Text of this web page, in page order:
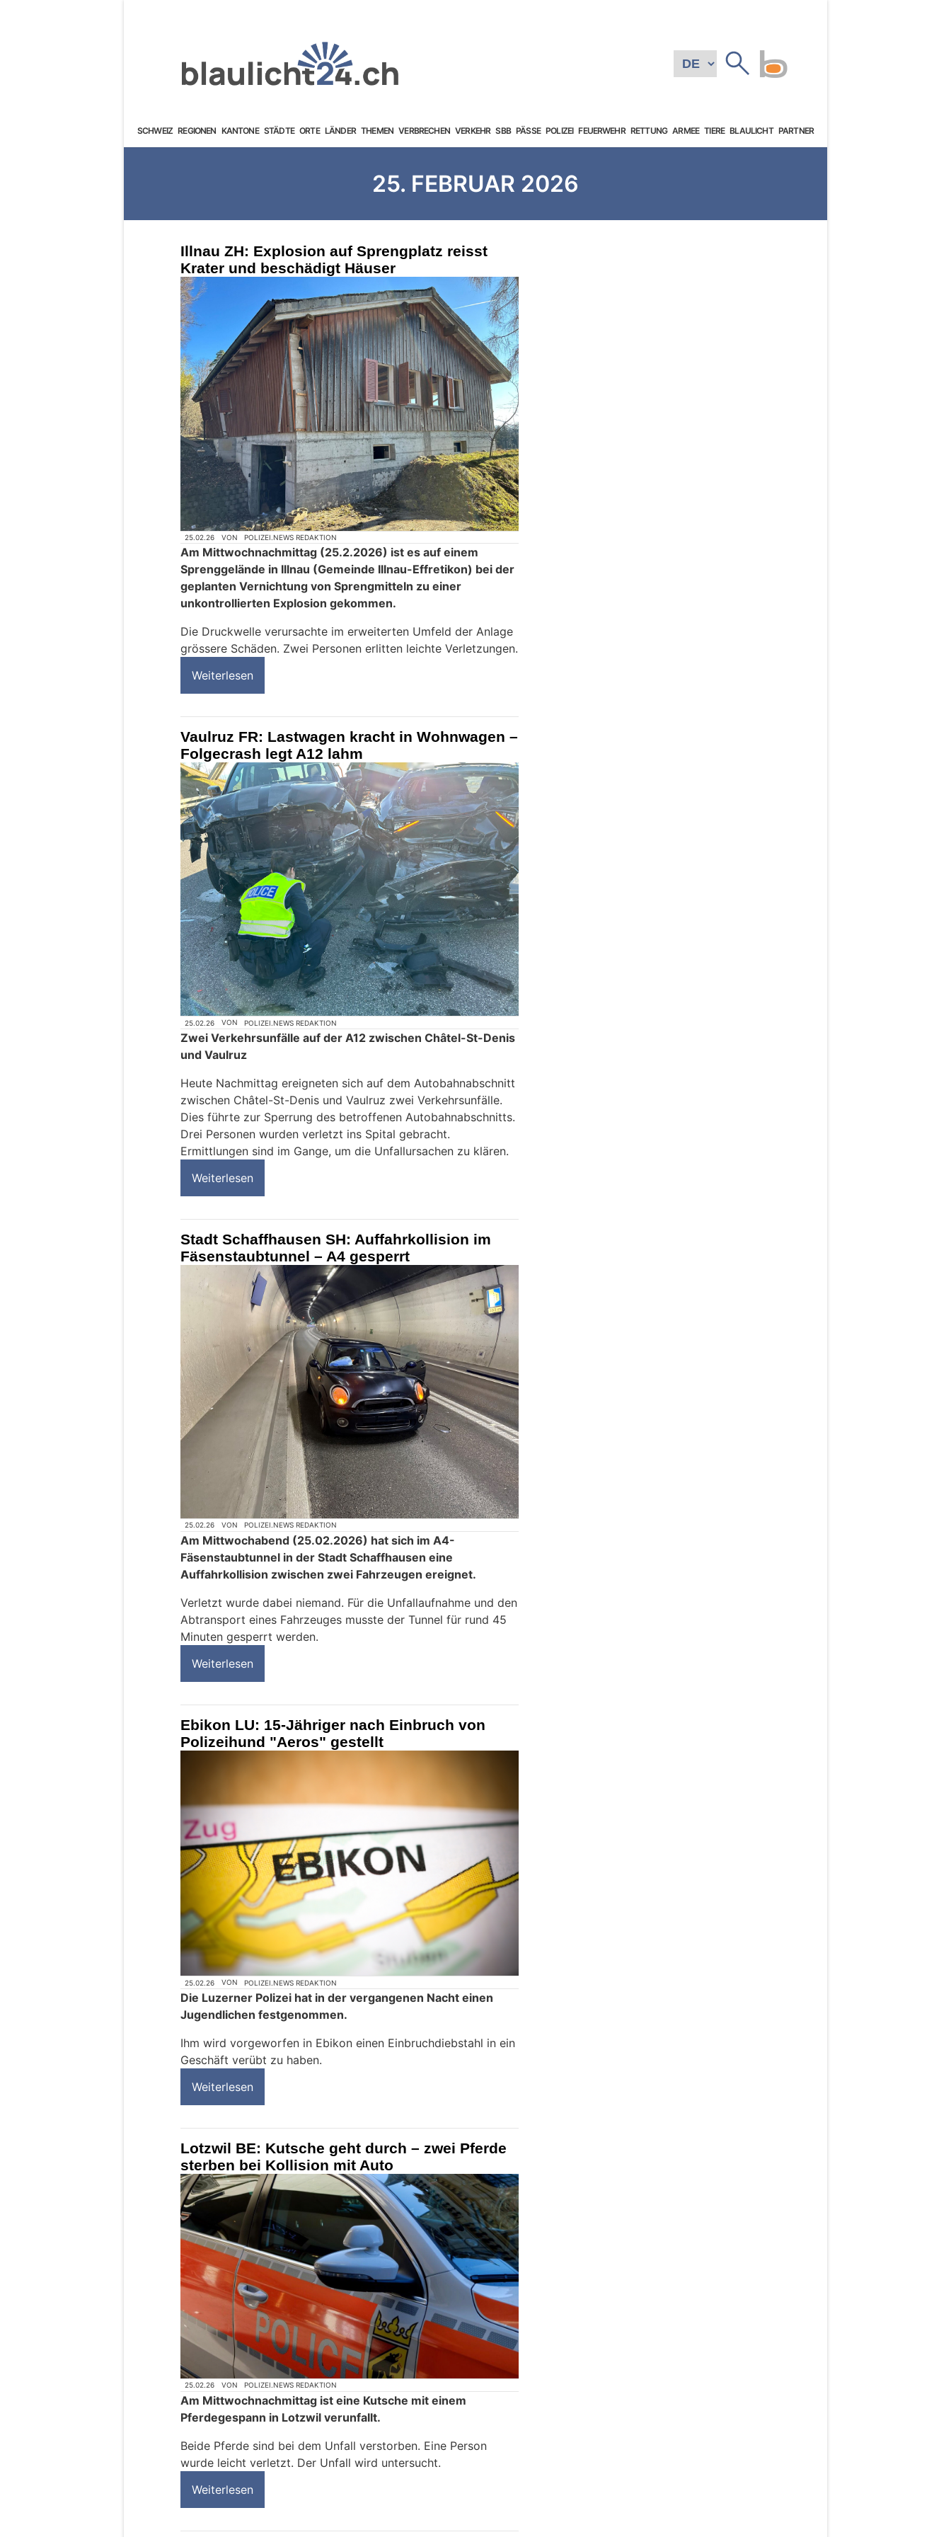
SCHWEIZ REGIONEN KANTONE STÄDTE ORTE LÄNDER THEMEN VERBRECHEN VERKEHR SBB PÄSSE POLIZEI FEUERWEHR RETTUNG ARMEE TIERE BLAULICHT PARTNER
25. FEBRUAR 2026
Illnau ZH: Explosion auf Sprengplatz reisst
Krater und beschädigt Häuser
25.02.26 VON POLIZEI.NEWS REDAKTION
Am Mittwochnachmittag (25.2.2026) ist es auf einem
Sprenggelände in Illnau (Gemeinde Illnau-Effretikon) bei der
geplanten Vernichtung von Sprengmitteln zu einer
unkontrollierten Explosion gekommen.
Die Druckwelle verursachte im erweiterten Umfeld der Anlage
grössere Schäden. Zwei Personen erlitten leichte Verletzungen.
Weiterlesen
Vaulruz FR: Lastwagen kracht in Wohnwagen –
Folgecrash legt A12 lahm
25.02.26 VON POLIZEI.NEWS REDAKTION
Zwei Verkehrsunfälle auf der A12 zwischen Châtel-St-Denis
und Vaulruz
Heute Nachmittag ereigneten sich auf dem Autobahnabschnitt
zwischen Châtel-St-Denis und Vaulruz zwei Verkehrsunfälle.
Dies führte zur Sperrung des betroffenen Autobahnabschnitts.
Drei Personen wurden verletzt ins Spital gebracht.
Ermittlungen sind im Gange, um die Unfallursachen zu klären.
Weiterlesen
Stadt Schaffhausen SH: Auffahrkollision im
Fäsenstaubtunnel – A4 gesperrt
25.02.26 VON POLIZEI.NEWS REDAKTION
Am Mittwochabend (25.02.2026) hat sich im A4-
Fäsenstaubtunnel in der Stadt Schaffhausen eine
Auffahrkollision zwischen zwei Fahrzeugen ereignet.
Verletzt wurde dabei niemand. Für die Unfallaufnahme und den
Abtransport eines Fahrzeuges musste der Tunnel für rund 45
Minuten gesperrt werden.
Weiterlesen
Ebikon LU: 15-Jähriger nach Einbruch von
Polizeihund "Aeros" gestellt
25.02.26 VON POLIZEI.NEWS REDAKTION
Die Luzerner Polizei hat in der vergangenen Nacht einen
Jugendlichen festgenommen.
Ihm wird vorgeworfen in Ebikon einen Einbruchdiebstahl in ein
Geschäft verübt zu haben.
Weiterlesen
Lotzwil BE: Kutsche geht durch – zwei Pferde
sterben bei Kollision mit Auto
25.02.26 VON POLIZEI.NEWS REDAKTION
Am Mittwochnachmittag ist eine Kutsche mit einem
Pferdegespann in Lotzwil verunfallt.
Beide Pferde sind bei dem Unfall verstorben. Eine Person
wurde leicht verletzt. Der Unfall wird untersucht.
Weiterlesen